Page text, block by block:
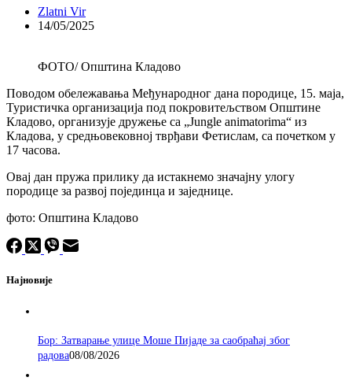
Zlatni Vir
14/05/2025
ФОТО/ Општина Кладово
Поводом обележавања Међународног дана породице, 15. маја,
Туристичка организација под покровитељством Општине
Кладово, организује дружење са „Jungle animatorima“ из
Кладова, у средњовековној тврђави Фетислам, са почетком у
17 часова.
Овај дан пружа прилику да истакнемо значајну улогу
породице за развој појединца и заједнице.
фото: Општина Кладово
Најновије
Бор: Затварање улице Моше Пијаде за саобраћај због
радова08/08/2026